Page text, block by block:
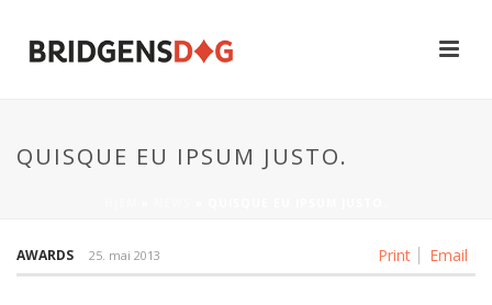
QUISQUE EU IPSUM JUSTO.
Print Email
AWARDS 25. mai 2013